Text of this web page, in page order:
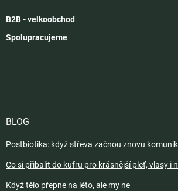
B2B - velkoobchod
Spolupracujeme
BLOG
Postbiotika: když střeva začnou znovu
Co si přibalit do kufru pro krásnější pleť, vlasy i
Když tělo přepne na léto, ale my ne